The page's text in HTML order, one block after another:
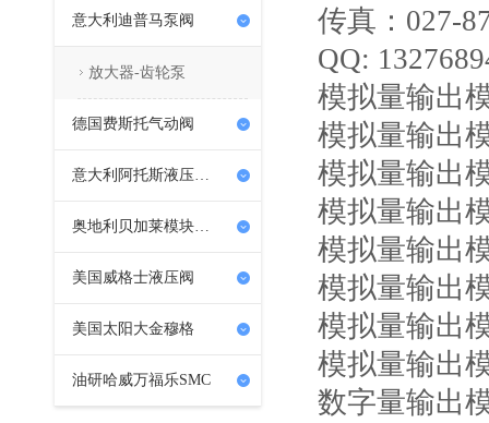
意大利迪普马泵阀
放大器-齿轮泵
德国费斯托气动阀
意大利阿托斯液压泵阀
奥地利贝加莱模块PLC
美国威格士液压阀
美国太阳大金穆格
油研哈威万福乐SMC
传真：027-
QQ:
模拟量输出
模拟量输出
模拟量输出
模拟量输出
模拟量输出
模拟量输出
模拟量输出
模拟量输出
数字量输